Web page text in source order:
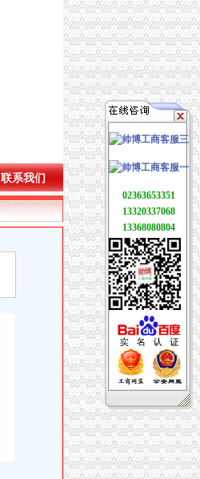
联系我们
02363653351
13320337068
13368080804